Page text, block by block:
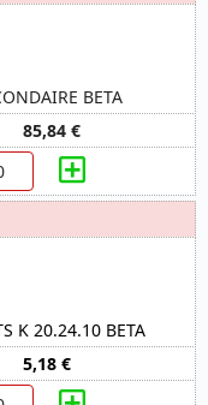
BETA
85,84 €
K 20.24.10 BETA
5,18 €